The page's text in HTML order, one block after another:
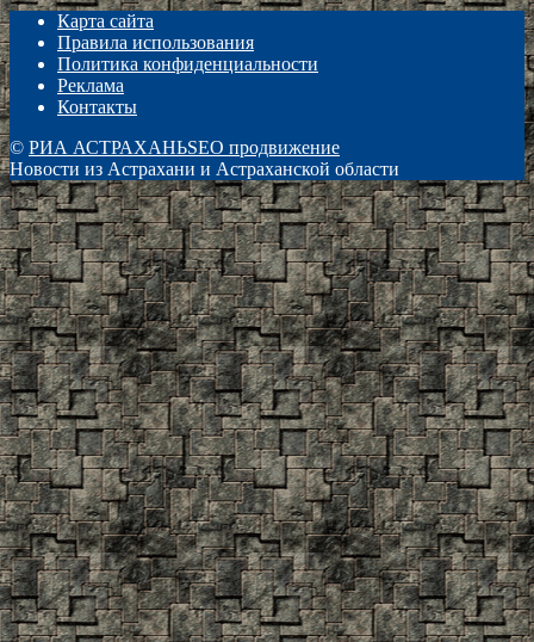
Карта сайта
Правила использования
Политика конфиденциальности
Реклама
Контакты
© РИА АСТРАХАНЬSEO продвижение
Новости из Астрахани и Астраханской области